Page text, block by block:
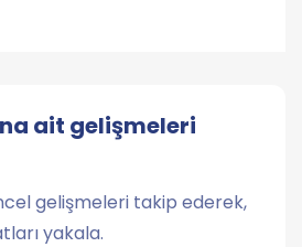
ait gelişmeleri
gelişmeleri takip ederek,
yakala.